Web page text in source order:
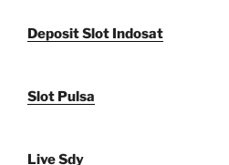
Deposit Slot Indosat
Slot Pulsa
Live Sdy